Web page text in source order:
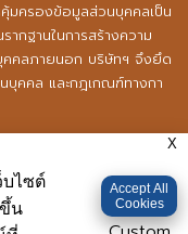
าไฟ
ดๆ กับเบียร์เย็นฉ่ำ คอ
นู กับแกล้มเบียร์ง่ายๆ
รใช้วัตถุดิบสุดพรีเมี่
ำไปปรุงแบบง่ายๆ โดย
นิคการย่างซึ่งมีสูตร
หอมยั่วน้ำลาย กินคู่กับ
มครองข้อมูลส่วนบุคคลเป็น
กฐานในการสร้างความ
คคลภายนอก บริษัทฯ จึงยึด
คคล และกฎเกณฑ์ทางกา
ให้มีวิธีการจัดการข้อมูล
อดภัยที่เหมาะสมสำหรับการ
รวบรวม ใช้ และเปิดเผย
รคุ้มครองข้อมูลส่วนบุคคล
X
บไซต์
น
Accept All
Cookies